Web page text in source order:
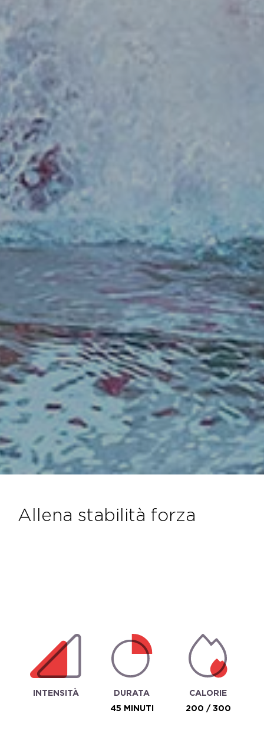
allena stabilità forza
INTENSITÀ
DURATA
45 MINUTI
CALORIE
200 / 300